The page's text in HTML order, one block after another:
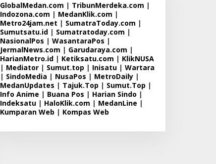
GlobalMedan.com | TribunMerdeka.com |
Indozona.com | MedanKlik.com |
Metro24jam.net | SumatraToday.com |
Sumutsatu.id| Sumatratoday.com |
NasionalPos | WasantaraPos |
JermalNews.com | Garudaraya.com |
HarianMetro.id| Ketiksatu.com | KlikNUSA
| Mediator| Sumut.top | Inisatu| Wartara
| SindoMedia | NusaPos | MetroDaily|
MedanUpdates | Tajuk.Top | Sumut.Top |
Info Anime | Buana Pos | Harian Sindo |
Indeksatu| HaloKlik.com | MedanLine |
Kumparan Web | Kompas Web